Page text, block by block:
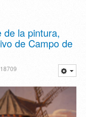
de la pintura,
de Campo de
18709